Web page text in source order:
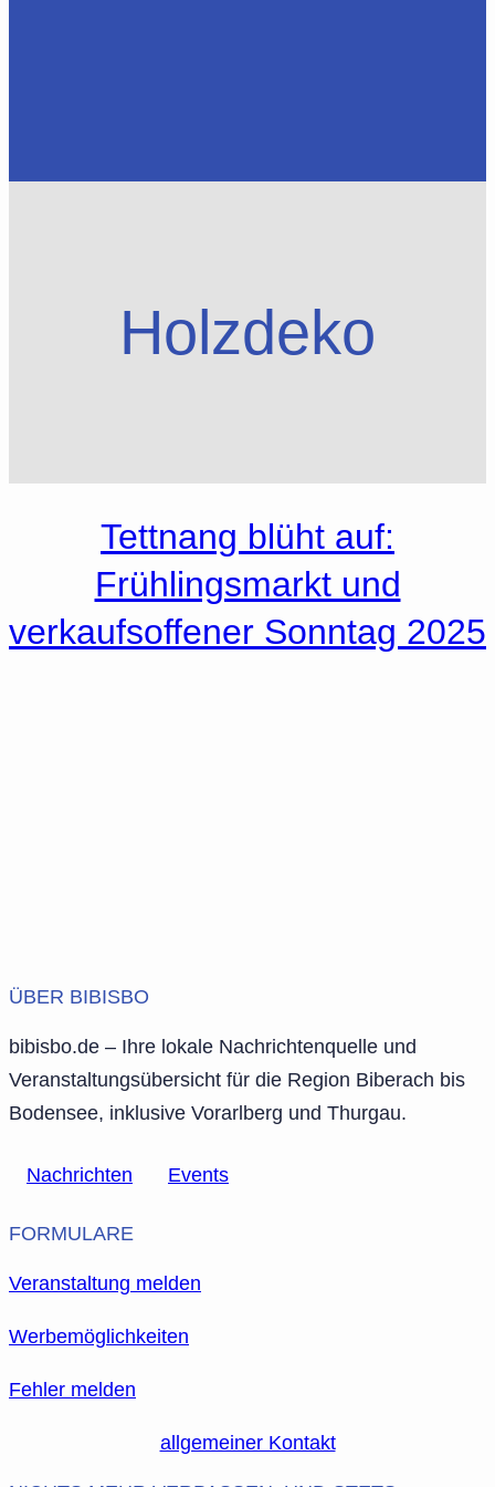
Holzdeko
Tettnang blüht auf:
Frühlingsmarkt und
verkaufsoffener Sonntag 2025
ÜBER BIBISBO
bibisbo.de – Ihre lokale Nachrichtenquelle und
Veranstaltungsübersicht für die Region Biberach bis
Bodensee, inklusive Vorarlberg und Thurgau.
Nachrichten Events
FORMULARE
Veranstaltung melden
Werbemöglichkeiten
Fehler melden
allgemeiner Kontakt